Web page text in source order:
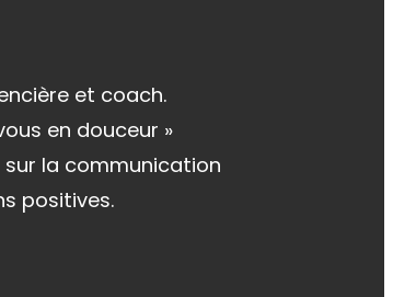
et coach.
en douceur »
sur la communication
positives.